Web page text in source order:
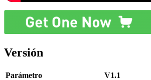
Versión
Parámetro V1.1